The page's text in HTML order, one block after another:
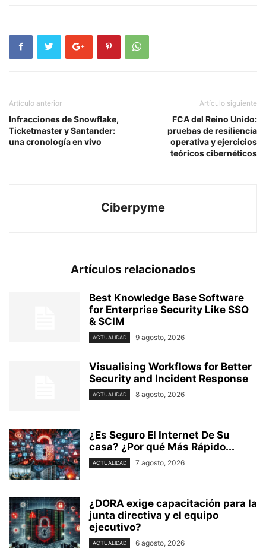
Artículo anterior
Infracciones de Snowflake,
Ticketmaster y Santander:
una cronología en vivo
Artículo siguiente
FCA del Reino Unido:
pruebas de resiliencia
operativa y ejercicios
teóricos cibernéticos
Ciberpyme
Artículos relacionados
Best Knowledge Base Software
for Enterprise Security Like SSO
& SCIM
ACTUALIDAD 9 agosto, 2026
Visualising Workflows for Better
Security and Incident Response
ACTUALIDAD 8 agosto, 2026
¿Es Seguro El Internet De Su
casa? ⁢¿Por qué Más Rápido...
ACTUALIDAD 7 agosto, 2026
¿DORA exige capacitación para la
junta directiva y el equipo
ejecutivo?
ACTUALIDAD 6 agosto, 2026